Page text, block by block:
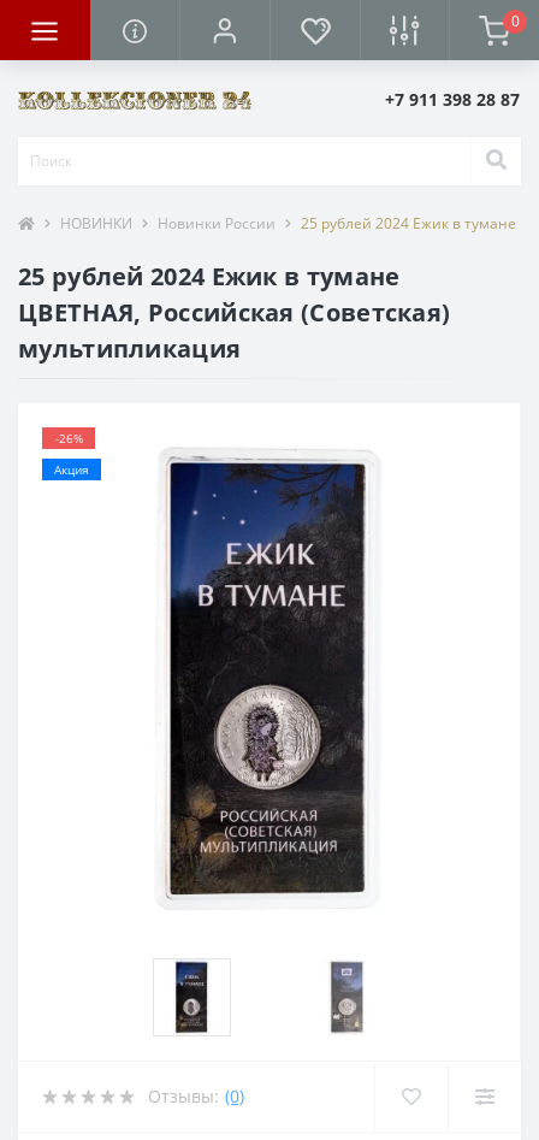
0
+7 911 398 28 87
НОВИНКИ Новинки России 25 рублей 2024 Ежик в тумане
25 рублей 2024 Ежик в тумане
ЦВЕТНАЯ, Российская (Cоветская)
мультипликация
-26%
Акция
Отзывы: (0)